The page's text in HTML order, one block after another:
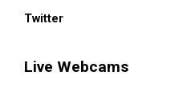
Twitter
Live Webcams